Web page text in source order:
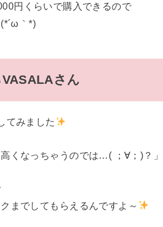
円くらいで購入できるので
｀*)
さん
てみました
くなっちゃうのでは…( ；∀；)？」
までしてもらえるんですよ～